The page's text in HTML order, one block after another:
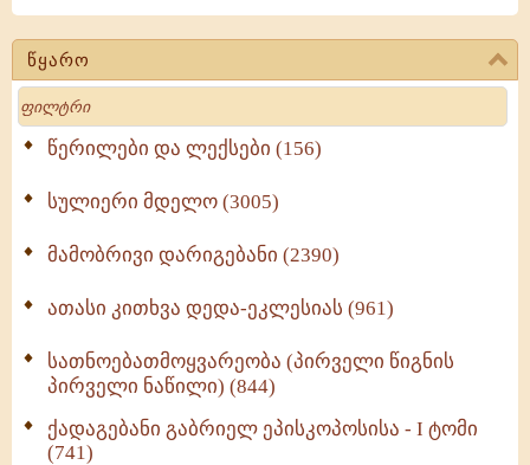
წყარო
Search
წერილები და ლექსები (156)
სულიერი მდელო (3005)
მამობრივი დარიგებანი (2390)
ათასი კითხვა დედა-ეკლესიას (961)
სათნოებათმოყვარეობა (პირველი წიგნის
პირველი ნაწილი) (844)
ქადაგებანი გაბრიელ ეპისკოპოსისა - I ტომი
(741)